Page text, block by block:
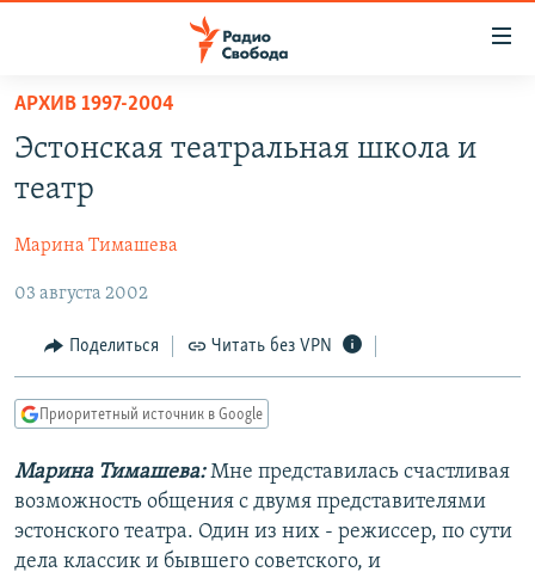
упрощенного
доступа
основному
Вернутся
главной
навигации
Вернутся
поиску
АВТОРСКИЕ ПРОЕКТЫ
ЦИТАТЫ СВОБОДЫ
МНЕНИЯ
КУЛЬТУРА
IDEL.РЕАЛИИ
КАВКАЗ.РЕАЛИИ
СЕВЕР.РЕАЛИИ
СИБИРЬ.РЕАЛИИ
РАСПИСАНИЕ ВЕЩАНИЯ
АРХИВ 1997-2004
Эстонская театральная школа и
театр
Марина Тимашева
03 августа 2002
Поделиться Читать без VPN
Приоритетный источник в Google
Марина Тимашева:Мне представилась счастливая
возможность общения с двумя представителями
эстонского театра. Один из них - режиссер, по сути
дела классик и бывшего советского, и